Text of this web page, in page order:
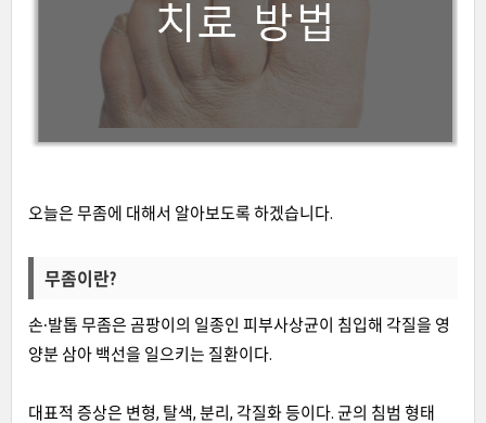
오늘은 무좀에 대해서 알아보도록 하겠습니다.
무좀이란?
손∙발톱 무좀은 곰팡이의 일종인 피부사상균이 침입해 각질을 영
양분 삼아 백선을 일으키는 질환이다.
대표적 증상은 변형, 탈색, 분리, 각질화 등이다. 균의 침범 형태